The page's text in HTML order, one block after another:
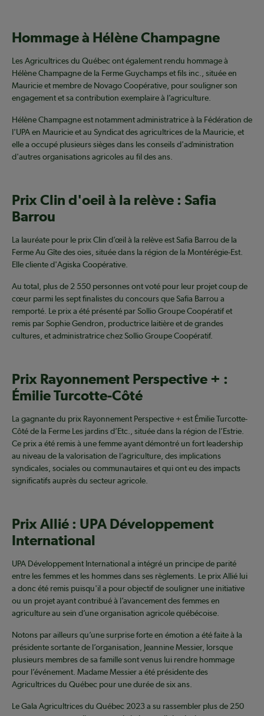
Hommage à Hélène Champagne
Les Agricultrices du Québec ont également rendu hommage à
Hélène Champagne de la Ferme Guychamps et fils inc., située en
Mauricie et membre de Novago Coopérative, pour souligner son
engagement et sa contribution exemplaire à l’agriculture.
Hélène Champagne est notamment administratrice à la Fédération de
l'UPA en Mauricie et au Syndicat des agricultrices de la Mauricie, et
elle a occupé plusieurs sièges dans les conseils d'administration
d'autres organisations agricoles au fil des ans.
Prix Clin d'oeil à la relève : Safia
Barrou
La lauréate pour le prix Clin d’œil à la relève est Safia Barrou de la
Ferme Au Gîte des oies, située dans la région de la Montérégie-Est.
Elle cliente d'Agiska Coopérative.
Au total, plus de 2 550 personnes ont voté pour leur projet coup de
cœur parmi les sept finalistes du concours que Safia Barrou a
remporté. Le prix a été présenté par Sollio Groupe Coopératif et
remis par Sophie Gendron, productrice laitière et de grandes
cultures, et administratrice chez Sollio Groupe Coopératif.
Prix Rayonnement Perspective + :
Émilie Turcotte-Côté
La gagnante du prix Rayonnement Perspective + est Émilie Turcotte-
Côté de la Ferme Les jardins d’Etc., située dans la région de l’Estrie.
Ce prix a été remis à une femme ayant démontré un fort leadership
au niveau de la valorisation de l’agriculture, des implications
syndicales, sociales ou communautaires et qui ont eu des impacts
significatifs auprès du secteur agricole.
Prix Allié : UPA Développement
International
UPA Développement International a intégré un principe de parité
entre les femmes et les hommes dans ses règlements. Le prix Allié lui
a donc été remis puisqu'il a pour objectif de souligner une initiative
ou un projet ayant contribué à l’avancement des femmes en
agriculture au sein d’une organisation agricole québécoise.
Notons par ailleurs qu’une surprise forte en émotion a été faite à la
présidente sortante de l’organisation, Jeannine Messier, lorsque
plusieurs membres de sa famille sont venus lui rendre hommage
pour l’événement. Madame Messier a été présidente des
Agricultrices du Québec pour une durée de six ans.
Le Gala Agricultrices du Québec 2023 a su rassembler plus de 250